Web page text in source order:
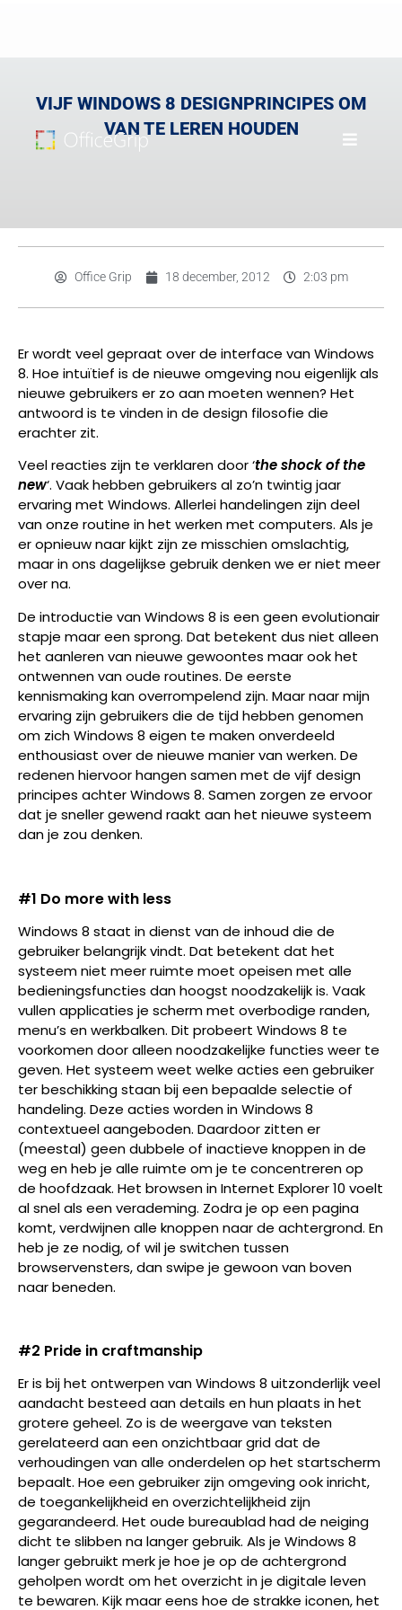
VIJF WINDOWS 8 DESIGNPRINCIPES OM
VAN TE LEREN HOUDEN
Office Grip 18 december, 2012 2:03 pm
Er wordt veel gepraat over de interface van Windows
8. Hoe intuïtief is de nieuwe omgeving nou eigenlijk als
nieuwe gebruikers er zo aan moeten wennen? Het
antwoord is te vinden in de design filosofie die
erachter zit.
Veel reacties zijn te verklaren door ‘the shock of the
new‘. Vaak hebben gebruikers al zo’n twintig jaar
ervaring met Windows. Allerlei handelingen zijn deel
van onze routine in het werken met computers. Als je
er opnieuw naar kijkt zijn ze misschien omslachtig,
maar in ons dagelijkse gebruik denken we er niet meer
over na.
De introductie van Windows 8 is een geen evolutionair
stapje maar een sprong. Dat betekent dus niet alleen
het aanleren van nieuwe gewoontes maar ook het
ontwennen van oude routines. De eerste
kennismaking kan overrompelend zijn. Maar naar mijn
ervaring zijn gebruikers die de tijd hebben genomen
om zich Windows 8 eigen te maken onverdeeld
enthousiast over de nieuwe manier van werken. De
redenen hiervoor hangen samen met de vijf design
principes achter Windows 8. Samen zorgen ze ervoor
dat je sneller gewend raakt aan het nieuwe systeem
dan je zou denken.
#1 Do more with less
Windows 8 staat in dienst van de inhoud die de
gebruiker belangrijk vindt. Dat betekent dat het
systeem niet meer ruimte moet opeisen met alle
bedieningsfuncties dan hoogst noodzakelijk is. Vaak
vullen applicaties je scherm met overbodige randen,
menu’s en werkbalken. Dit probeert Windows 8 te
voorkomen door alleen noodzakelijke functies weer te
geven. Het systeem weet welke acties een gebruiker
ter beschikking staan bij een bepaalde selectie of
handeling. Deze acties worden in Windows 8
contextueel aangeboden. Daardoor zitten er
(meestal) geen dubbele of inactieve knoppen in de
weg en heb je alle ruimte om je te concentreren op
de hoofdzaak. Het browsen in Internet Explorer 10 voelt
al snel als een verademing. Zodra je op een pagina
komt, verdwijnen alle knoppen naar de achtergrond. En
heb je ze nodig, of wil je switchen tussen
browservensters, dan swipe je gewoon van boven
naar beneden.
#2 Pride in craftmanship
Er is bij het ontwerpen van Windows 8 uitzonderlijk veel
aandacht besteed aan details en hun plaats in het
grotere geheel. Zo is de weergave van teksten
gerelateerd aan een onzichtbaar grid dat de
verhoudingen van alle onderdelen op het startscherm
bepaalt. Hoe een gebruiker zijn omgeving ook inricht,
de toegankelijkheid en overzichtelijkheid zijn
gegarandeerd. Het oude bureaublad had de neiging
dicht te slibben na langer gebruik. Als je Windows 8
langer gebruikt merk je hoe je op de achtergrond
geholpen wordt om het overzicht in je digitale leven
te bewaren. Kijk maar eens hoe de strakke iconen, het